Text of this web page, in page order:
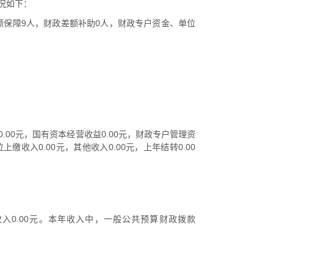
下：
障9人，财政差额补助0人，财政专户资金、单位
元，国有资本经营收益0.00元，财政专户管理资
缴收入0.00元，其他收入0.00元，上年结转0.00
0.00元。本年收入中，一般公共预算财政拨款